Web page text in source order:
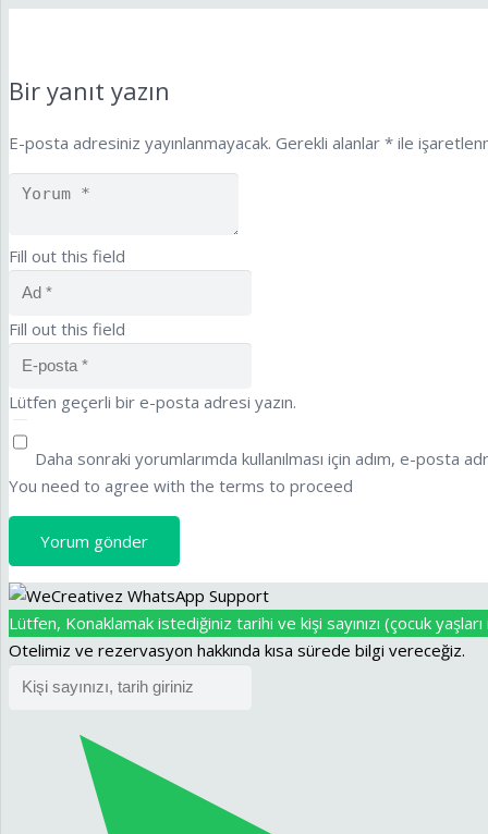
Bir yanıt yazın
E-posta adresiniz yayınlanmayacak. Gerekli alanlar * ile
Fill out this field
Fill out this field
Lütfen geçerli bir e-posta adresi yazın.
Daha sonraki yorumlarımda kullanılması için adım, e-posta
You need to agree with the terms to proceed
Yorum gönder
Lütfen, Konaklamak istediğiniz tarihi ve kişi sayınızı (çocuk yaşları
Otelimiz ve rezervasyon hakkında kısa sürede bilgi vereceğiz.